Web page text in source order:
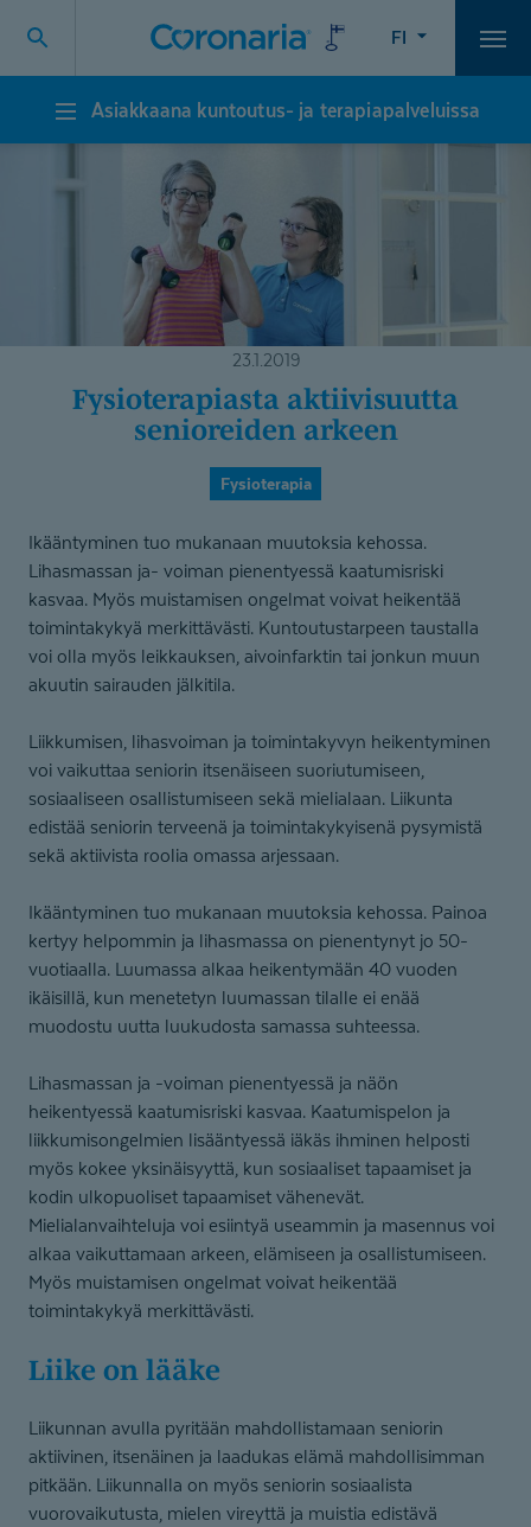
FI
Asiakkaana
kuntoutus-
terapiapalveluissa
Asiakkaana kuntoutus- ja terapiapalveluissa
23.1.2019
Fysiotera­piasta aktiivisuutta
senioreiden arkeen
Fysioterapia
Ikääntyminen tuo mukanaan muutoksia kehossa.
Lihasmassan ja- voiman pienentyessä kaatumisriski
kasvaa. Myös muistamisen ongelmat voivat heikentää
toimintakykyä merkittävästi. Kuntoutustarpeen taustalla
voi olla myös leikkauksen, aivoinfarktin tai jonkun muun
akuutin sairauden jälkitila.
Liikkumisen, lihasvoiman ja toimintakyvyn heikentyminen
voi vaikuttaa seniorin itsenäiseen suoriutumiseen,
sosiaaliseen osallistumiseen sekä mielialaan. Liikunta
edistää seniorin terveenä ja toimintakykyisenä pysymistä
sekä aktiivista roolia omassa arjessaan.
Ikääntyminen tuo mukanaan muutoksia kehossa. Painoa
kertyy helpommin ja lihasmassa on pienentynyt jo 50-
vuotiaalla. Luumassa alkaa heikentymään 40 vuoden
ikäisillä, kun menetetyn luumassan tilalle ei enää
muodostu uutta luukudosta samassa suhteessa.
Lihasmassan ja -voiman pienentyessä ja näön
heikentyessä kaatumisriski kasvaa. Kaatumispelon ja
liikkumisongelmien lisääntyessä iäkäs ihminen helposti
myös kokee yksinäisyyttä, kun sosiaaliset tapaamiset ja
kodin ulkopuoliset tapaamiset vähenevät.
Mielialanvaihteluja voi esiintyä useammin ja masennus voi
alkaa vaikuttamaan arkeen, elämiseen ja osallistumiseen.
Myös muistamisen ongelmat voivat heikentää
toimintakykyä merkittävästi.
Liike on lääke
Liikunnan avulla pyritään mahdollistamaan seniorin
aktiivinen, itsenäinen ja laadukas elämä mahdollisimman
pitkään. Liikunnalla on myös seniorin sosiaalista
vuorovaikutusta, mielen vireyttä ja muistia edistävä